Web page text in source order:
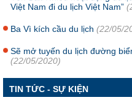
Việt Nam đi du lịch Việt Nam”
Ba Vì kích cầu du lịch (22/05/
Sẽ mở tuyến du lịch đường
(22/05/2020)
TIN TỨC - SỰ KIỆN